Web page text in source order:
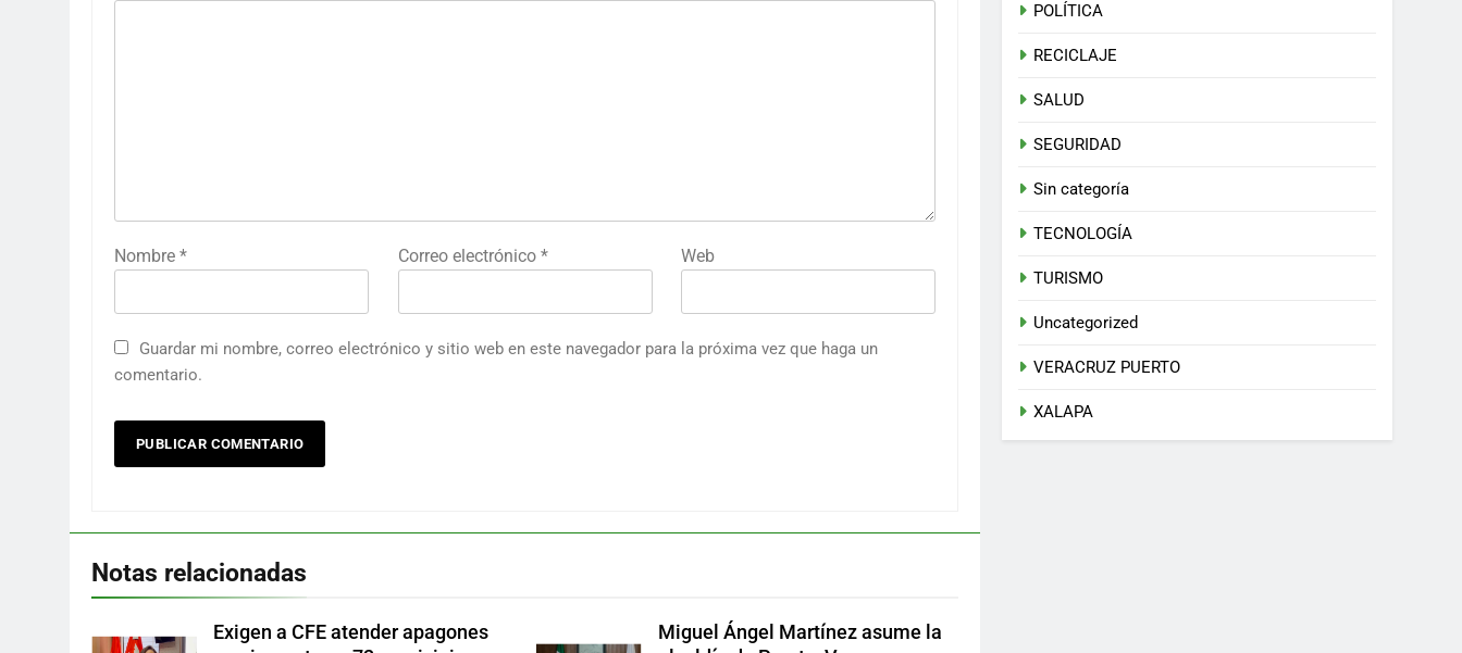
Nombre * Correo electrónico * Web
Guardar mi nombre, correo electrónico y sitio web en este navegador para la próxima vez que haga un
comentario.
Notas relacionadas
Exigen a CFE atender apagones
Miguel Ángel Martínez asume la
POLÍTICA
RECICLAJE
SALUD
SEGURIDAD
Sin categoría
TECNOLOGÍA
TURISMO
Uncategorized
VERACRUZ PUERTO
XALAPA